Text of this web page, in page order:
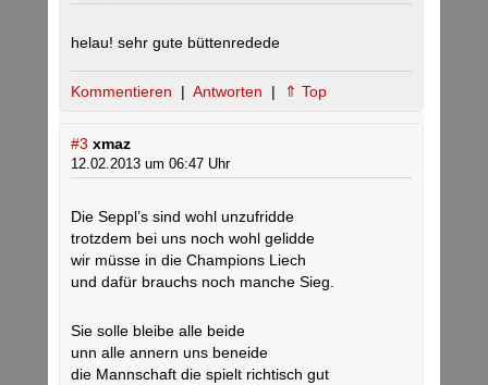
helau! sehr gute büttenredede
Kommentieren | Antworten | ⇑ Top
#3 xmaz
12.02.2013 um 06:47 Uhr
Die Seppl’s sind wohl unzufridde
trotzdem bei uns noch wohl gelidde
wir müsse in die Champions Liech
und dafür brauchs noch manche Sieg.
Sie solle bleibe alle beide
unn alle annern uns beneide
die Mannschaft die spielt richtisch gut